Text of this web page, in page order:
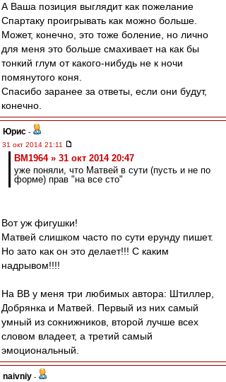
А Ваша позиция выглядит как пожелание
Спартаку проигрывать как можно больше.
Может, конечно, это тоже боление, но лично
для меня это больше смахивает на как бы
тонкий глум от какого-нибудь не к ночи
помянутого коня.
Спасибо заранее за ответы, если они будут,
конечно.
Юрис -
31 окт 2014 21:11
BM1964 » 31 окт 2014 20:47
уже поняли, что Матвей в сути (пусть и не по
форме) прав "на все сто"
Вот уж фигушки!
Матвей слишком часто по сути ерунду пишет.
Но зато как он это делает!!! С каким
надрывом!!!!
На ВВ у меня три любимых автора: Штиллер,
Добрянка и Матвей. Первый из них самый
умный из сокнижников, второй лучше всех
словом владеет, а третий самый
эмоциональный.
naivniy -